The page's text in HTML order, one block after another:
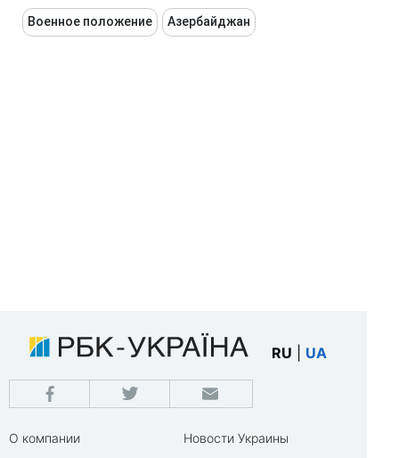
Военное положение Азербайджан
RU UA
О компании
Новости Украины